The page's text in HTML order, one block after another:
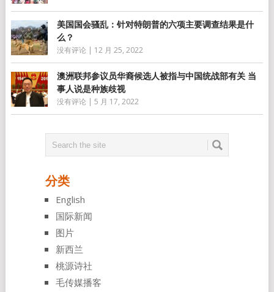
美国国会骚乱：针对特朗普的六项主要调查结果是什
么？
没有评论 | 12 月 25, 2022
澳洲联邦参议员华裔候选人被指与中国统战部有关 当
事人说是种族歧视
没有评论 | 5 月 17, 2022
分类
English
国际新闻
图片
新西兰
桃源诗社
毛传媒播客